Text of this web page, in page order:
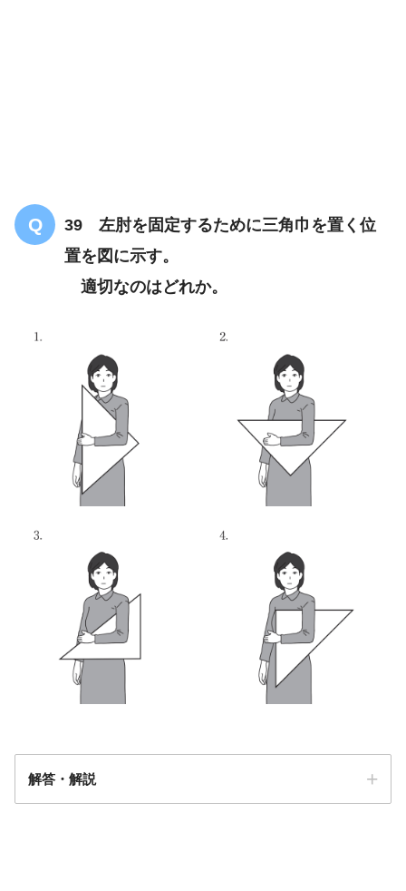
39 左肘を固定するために三角巾を置く位
置を図に示す。
適切なのはどれか。
解答・解説